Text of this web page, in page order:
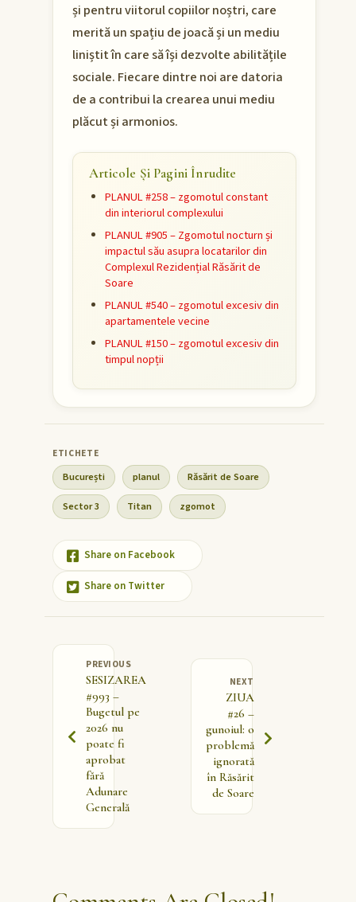
și pentru viitorul copiilor noștri, care
merită un spațiu de joacă și un mediu
liniștit în care să își dezvolte abilitățile
sociale. Fiecare dintre noi are datoria
de a contribui la crearea unui mediu
plăcut și armonios.
Articole Și Pagini Înrudite
PLANUL #258 – zgomotul constant
din interiorul complexului
PLANUL #905 – Zgomotul nocturn și
impactul său asupra locatarilor din
Complexul Rezidențial Răsărit de
Soare
PLANUL #540 – zgomotul excesiv din
apartamentele vecine
PLANUL #150 – zgomotul excesiv din
timpul nopții
București planul Răsărit de Soare
Sector 3 Titan zgomot
Share on Facebook
Share on Twitter
PREVIOUS
SESIZAREA
#993 –
Bugetul pe
2026 nu
poate fi
aprobat
fără
Adunare
Generală
NEXT
ZIUA
#26 –
gunoiul: o
problemă
ignorată
în Răsărit
de Soare